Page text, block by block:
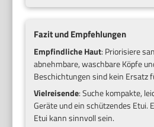
Fazit und Empfehlungen
Empfindliche Haut: Priorisiere
abnehmbare, waschbare Köpfe
Beschichtungen sind kein Ersatz
Vielreisende: Suche kompakte,
Geräte und ein schützendes Etui.
Etui kann sinnvoll sein.